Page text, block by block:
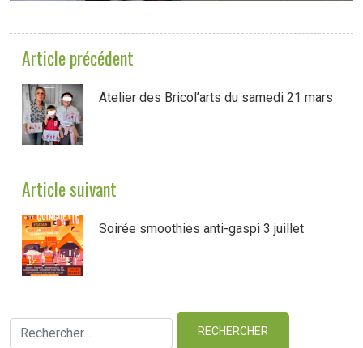
Article précédent
Atelier des Bricol’arts du samedi 21 mars
Article suivant
Soirée smoothies anti-gaspi 3 juillet